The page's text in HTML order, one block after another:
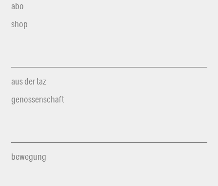
abo
shop
aus der taz
genossenschaft
bewegung